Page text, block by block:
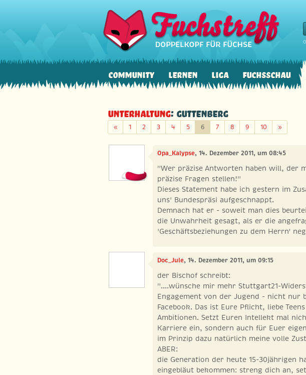
Community Lernen Liga Fuchsschau
Unterhaltung: Guttenberg
«Zurück
1 2 3 4 5 6 7 8 9 10 »Weiter
Opa_Kalypse, 14. Dezember 2011, um 08:45
"Wer präzise Antworten haben will, der
präzise Fragen stellen!"
Dieses Statement habe ich gestern im
uns' Bundespräsi aufgeschnappt.
Demnach hat er - soweit man dies
die Unwahrheit gesagt, als er die
'Geschäftsbeziehungen zu dem Herrn'
Doc_Jule, 14. Dezember 2011, um 09:15
der Bischof schreibt:
"....wünsche mir mehr Stuttgart21-
Engagement von der Jugend - nicht nur
Facebook. Das ist Eure Pflicht, liebe
Ambitionen. Setzt Euren Intellekt mal
Karriere ein, sondern auch für Euer
im Prinzip dazu natürlich meine volle
ABER:
die Generation der heute 15-30jährigen
eingebläut bekommen: streng dich an,